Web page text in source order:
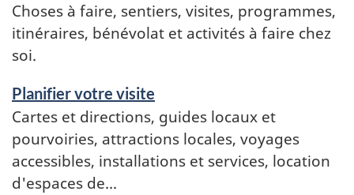
Choses à faire, sentiers, visites, programmes,
itinéraires, bénévolat et activités à faire chez
soi.
Planifier votre visite
Cartes et directions, guides locaux et
pourvoiries, attractions locales, voyages
accessibles, installations et services, location
d'espaces de...